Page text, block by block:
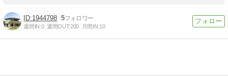
1944798 5
週間IN:0 週間OUT:200 月間IN:10